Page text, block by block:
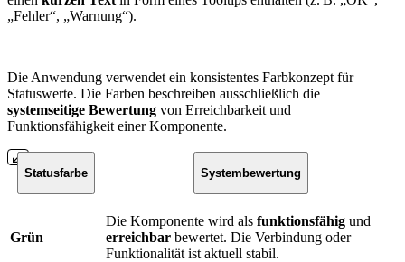
„Fehler“, „Warnung“).
Die Anwendung verwendet ein konsistentes Farbkonzept für
Statuswerte. Die Farben beschreiben ausschließlich die
systemseitige Bewertung von Erreichbarkeit und
Funktionsfähigkeit einer Komponente.
Statusfarbe Systembewertung
Grün
Die Komponente wird als funktionsfähig und
erreichbar bewertet. Die Verbindung oder
Funktionalität ist aktuell stabil.